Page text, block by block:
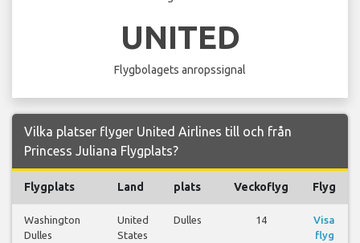
UNITED
Flygbolagets anropssignal
Vilka platser flyger United Airlines till och från
Princess Juliana Flygplats?
Flygplats Land plats Veckoflyg Flyg
Washington
Dulles
United
States
Dulles 14
Visa
flyg